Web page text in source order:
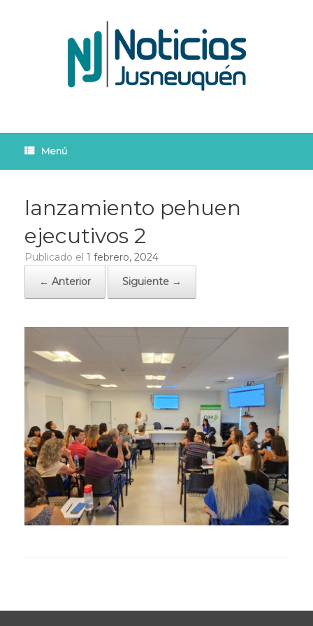
Menú
lanzamiento pehuen
ejecutivos 2
Publicado el 1 febrero, 2024
← Anterior
Siguiente →